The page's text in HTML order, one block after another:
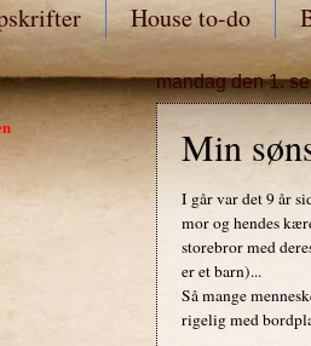
House to-do
mandag den 1.
Min
I går var det 9 år
mor og hendes
storebror med
er et barn)...
Så mange
rigelig med